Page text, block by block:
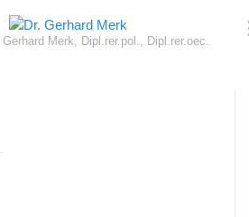
Merk, Dipl.rer.pol., Dipl.rer.oec.